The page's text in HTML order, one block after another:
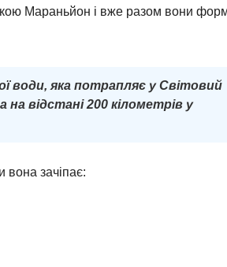
Мараньйон і вже разом вони
води, яка потрапляє у Світовий
на відстані 200 кілометрів у
вона зачіпає: